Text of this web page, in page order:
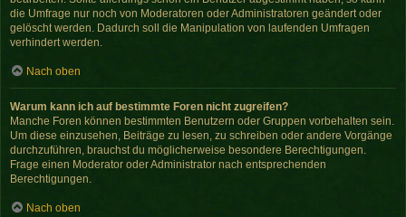
die Umfrage nur noch von Moderatoren oder Administratoren geändert oder
gelöscht werden. Dadurch soll die Manipulation von laufenden Umfragen
verhindert werden.
Nach oben
Warum kann ich auf bestimmte Foren nicht zugreifen?
Manche Foren können bestimmten Benutzern oder Gruppen vorbehalten sein.
Um diese einzusehen, Beiträge zu lesen, zu schreiben oder andere Vorgänge
durchzuführen, brauchst du möglicherweise besondere Berechtigungen.
Frage einen Moderator oder Administrator nach entsprechenden
Berechtigungen.
Nach oben